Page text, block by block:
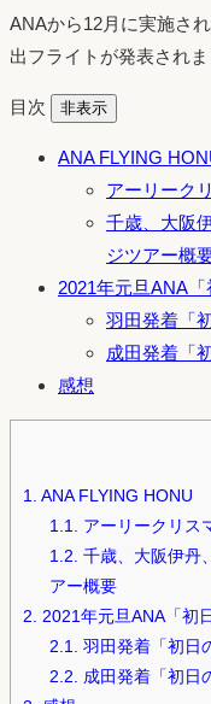
ANAから12月に実施さ
出フライトが発表されま
目次 非表示
ANA FLYING
アーリーク
千歳、大阪
ジツアー概
2021年元旦ANA「
羽田発着「
成田発着「
感想
1.
ANA FLYING HONU
1.1.
アーリークリス
1.2. 千歳、大阪伊丹
アー概要
2.
2021年元旦ANA「初
2.1.
羽田発着「初日
2.2.
成田発着「初日